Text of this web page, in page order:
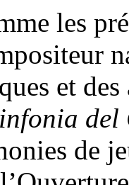
les
et
del
de